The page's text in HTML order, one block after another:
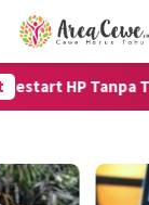
HP Tanpa